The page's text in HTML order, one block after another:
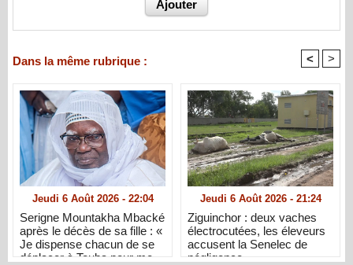
Dans la même rubrique : < >
Jeudi 6 Août 2026 - 22:04
Serigne Mountakha Mbacké
après le décès de sa fille : «
Je dispense chacun de se
déplacer à Touba pour me
Jeudi 6 Août 2026 - 21:24
Ziguinchor : deux vaches
électrocutées, les éleveurs
accusent la Senelec de
négligence